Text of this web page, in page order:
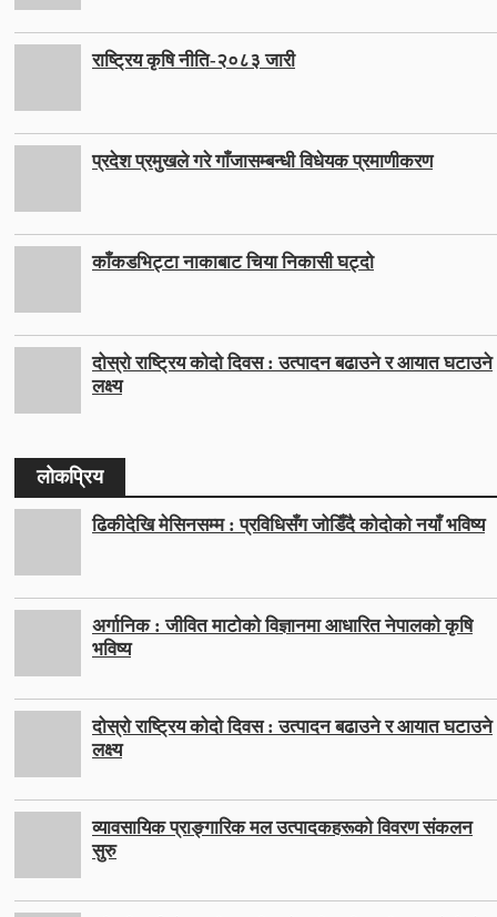
राष्ट्रिय कृषि नीति-२०८३ जारी
प्रदेश प्रमुखले गरे गाँजासम्बन्धी विधेयक प्रमाणीकरण
काँकडभिट्टा नाकाबाट चिया निकासी घट्दो
दोस्रो राष्ट्रिय कोदो दिवस : उत्पादन बढाउने र आयात घटाउने
लक्ष्य
लोकप्रिय
ढिकीदेखि मेसिनसम्म : प्रविधिसँग जोडिँदै कोदोको नयाँ भविष्य
अर्गानिक : जीवित माटोको विज्ञानमा आधारित नेपालको कृषि
भविष्य
दोस्रो राष्ट्रिय कोदो दिवस : उत्पादन बढाउने र आयात घटाउने
लक्ष्य
व्यावसायिक प्राङ्गारिक मल उत्पादकहरूको विवरण संकलन
सुरु